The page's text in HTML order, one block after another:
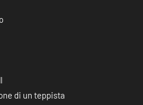
di un teppista